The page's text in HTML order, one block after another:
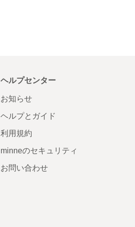
ヘルプセンター
お知らせ
ヘルプとガイド
利用規約
minneのセキュリティ
お問い合わせ